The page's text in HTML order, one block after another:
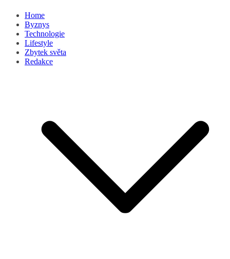
Home
Byznys
Technologie
Lifestyle
Zbytek světa
Redakce